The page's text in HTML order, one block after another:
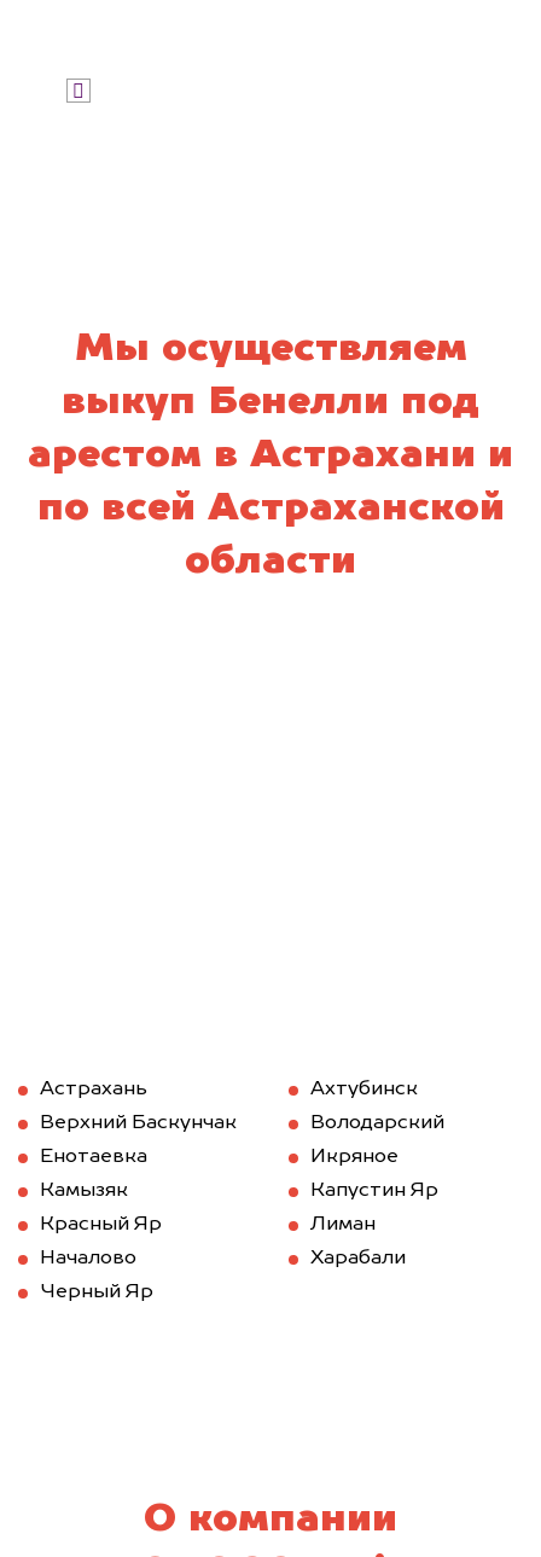
Мы осуществляем
выкуп Бенелли под
арестом в Астрахани и
по всей Астраханской
области
Астрахань
Ахтубинск
Верхний Баскунчак
Володарский
Енотаевка
Икряное
Камызяк
Капустин Яр
Красный Яр
Лиман
Началово
Харабали
Черный Яр
О компании